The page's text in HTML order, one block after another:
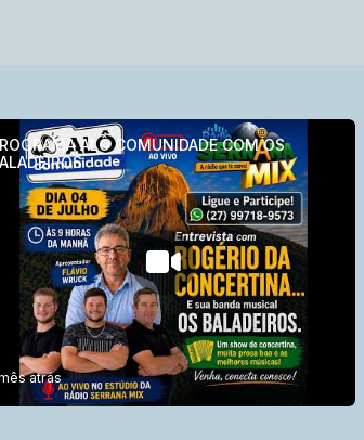
ALÔ COMUNIDADE COM OS
atrás